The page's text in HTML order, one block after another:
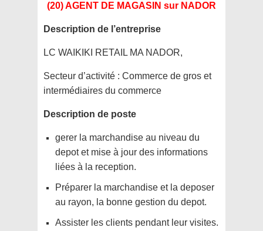
(20) AGENT DE MAGASIN sur NADOR
Description de l’entreprise
LC WAIKIKI RETAIL MA NADOR,
Secteur d’activité : Commerce de gros et
intermédiaires du commerce
Description de poste
gerer la marchandise au niveau du
depot et mise à jour des informations
liées à la reception.
Préparer la marchandise et la deposer
au rayon, la bonne gestion du depot.
Assister les clients pendant leur visites.